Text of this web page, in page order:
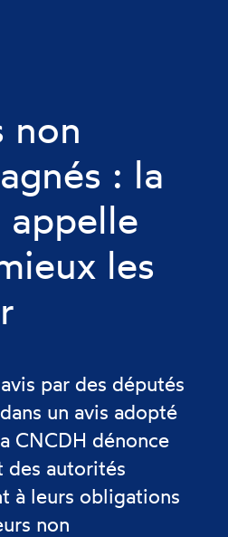
non
: la
appelle
les
par des députés
un avis adopté
CNCDH dénonce
des autorités
à leurs obligations
non